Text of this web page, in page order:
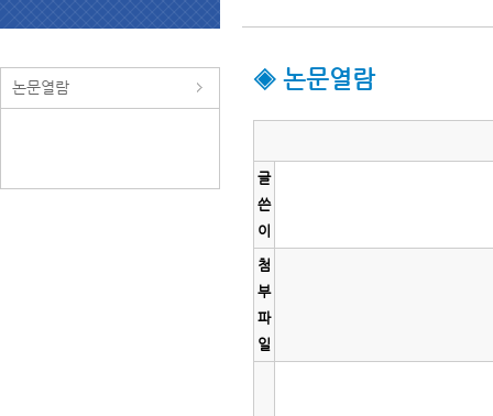
논문열람 ◈ 논문열람
글
쓴
이
첨
부
파
일